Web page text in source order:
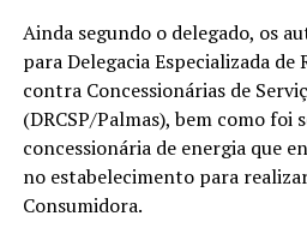
Ainda segundo o delegado, os
para Delegacia Especializada de
contra Concessionárias de
(DRCSP/Palmas), bem como foi
concessionária de energia que
no estabelecimento para
Consumidora.